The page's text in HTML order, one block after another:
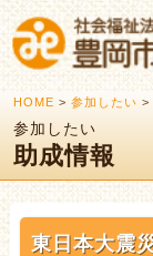
HOME > 参加したい >
参加したい
助成情報
東日本大震